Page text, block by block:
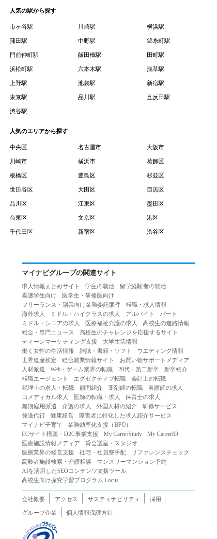
った場合の当該情報を意味します。
７.「本会員制度」とは、会員による本サービスの利用の促
進を目的とした会員制度を意味します。
借契約書およびオプション注文書を意味します。
９.「契約期間開始日」とは、定期建物賃貸借契約（以下
「賃貸借契約」と言います）の開始日のことで、利用者の
賃借権が発生する日を意味します。
するために、選んだ物件を保留することを意味します。
１１.「予約情報」とは、物件を予約するために必要な当社
所定の情報を意味します。物件情報や期間、オプション等
１２.「キャンセル」とは、賃貸借契約締結後から契約期間
開始日前までに、利用者が賃貸借契約を解除することを意
味します。
１３.「中途解約」とは、賃貸借契約期間の途中で、利用者
１.利用者は、本サービスを利用する上で次の各号に定める
とします。
（１）重複、虚偽の情報、または自己以外の情報を登録す
る行為
（２）第三者になりすまして本サービスを利用する行為
（３）当社または第三者の著作権等の知的財産権、プライ
バシー、その他の権利を侵害する行為
（４）当社または第三者を誹謗中傷する行為
（５）当社または第三者に不利益を与える行為
（６）営利を目的とした行為
（７）政治・選挙・宗教活動またはそれらに類する行為
（８）本サービスの運営を妨害する行為
（９）法令違反、犯罪行為、または公序良俗に反する行為
（１０）暴力的な要求行為、または法的な責任を超えた不
当な要求行為
（１１）その他当社が不適切であると判断する行為
２.当社は、前項の定めに該当する行為を行った利用者に対
の提供を停止または中断することができるものとします。
第５条（免責）
１.当社は、本サービスの利用（これらに伴う当社または第
三者の情報提供行為等を含みます）により、利用者に生じ
人気の駅から探す
市ヶ谷駅 川崎駅 横浜駅
蒲田駅 中野駅 錦糸町駅
門前仲町駅 飯田橋駅 田町駅
浜松町駅 六本木駅 浅草駅
上野駅 池袋駅 新宿駅
東京駅 品川駅 五反田駅
渋谷駅
人気のエリアから探す
中央区 名古屋市 大阪市
川崎市 横浜市 葛飾区
板橋区 豊島区 杉並区
世田谷区 大田区 目黒区
品川区 江東区 墨田区
台東区 文京区 港区
千代田区 新宿区 渋谷区
マイナビグループの関連サイト
求人情報まとめサイト 学生の就活
留学経験者の就活
看護学生向け
医学生・研修医向け
フリーランス・副業向け業務委託案件
転職・求人情報
海外求人
ミドル・ハイクラスの求人 アルバイト
パート
ミドル・シニアの求人
医療福祉介護の求人
高校生の進路情報
総合・専門ニュース
高校生のチャレンジを応援するサイト
ティーンマーケティング支援
大学生活情報
働く女性の生活情報
雑誌・書籍・ソフト
ウエディング情報
世界遺産検定
総合農業情報サイト
お買い物サポートメディア
人材派遣
Web・ゲーム業界の転職 20代・第二新卒
新卒紹介
転職エージェント
エグゼクティブ転職
会計士の転職
税理士の求人・転職
顧問紹介 薬剤師の転職
看護師の求人
コメディカル求人
医師の転職・求人
保育士の求人
無期雇用派遣
介護の求人 外国人材の紹介
研修サービス
発送代行
健康経営
障害者に特化した求人紹介サービス
マイナビ子育て
業務効率化支援（BPO）
ECサイト構築・D2C事業支援
My CareerStudy
My CareerID
医療施設情報メディア
貸会議室・スタジオ
医療業界の経営支援
社宅・社員寮手配
リファレンスチェック
高齢者施設検索・介護相談
マンスリーマンション予約
AIを活用したSEOコンテンツ支援ツール
高校生向け探究学習プログラム Locus
会社概要 アクセス サスティナビリティ
採用
グループ企業
個人情報保護方針